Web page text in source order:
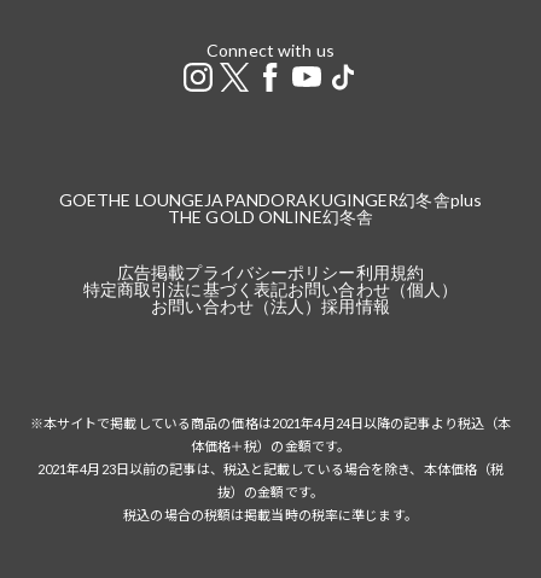
Connect with us
GOETHE LOUNGE JAPANDORAKUGINGER幻冬舎plus
THE GOLD ONLINE幻冬舎
広告掲載プライバシーポリシー利用規約
特定商取引法に基づく表記お問い合わせ（個人）
お問い合わせ（法人）採用情報
※本サイトで掲載している商品の価格は2021年4月24日以降の記事より税込（本
体価格＋税）の金額です。
2021年4月23日以前の記事は、税込と記載している場合を除き、本体価格（税
抜）の金額です。
税込の場合の税額は掲載当時の税率に準じます。